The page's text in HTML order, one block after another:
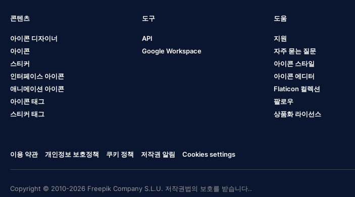
콘텐츠
아이콘 디자이너
아이콘
스티커
인터페이스 아이콘
애니메이션 아이콘
아이콘 태그
스티커 태그
도구
API
Google Workspace
도움
지원
자주 묻는 질문
아이콘 스타일
아이콘 에디터
Flaticon 컬렉션
팔로우
상품화 라이선스
이용 약관 개인정보 보호정책 쿠키 정책 저작권 알림 Cookies settings
Copyright © 2010-2026 Freepik Company S.L.U. 저작권법의 보호를 받습니다..